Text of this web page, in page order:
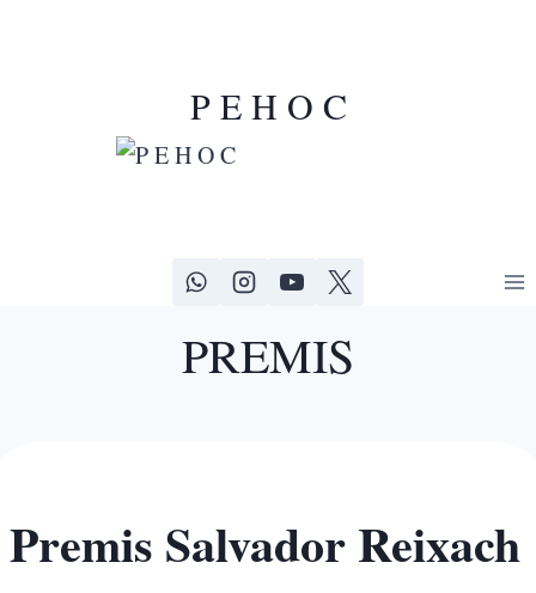
P E H O C
PREMIS
Premis Salvador Reixach